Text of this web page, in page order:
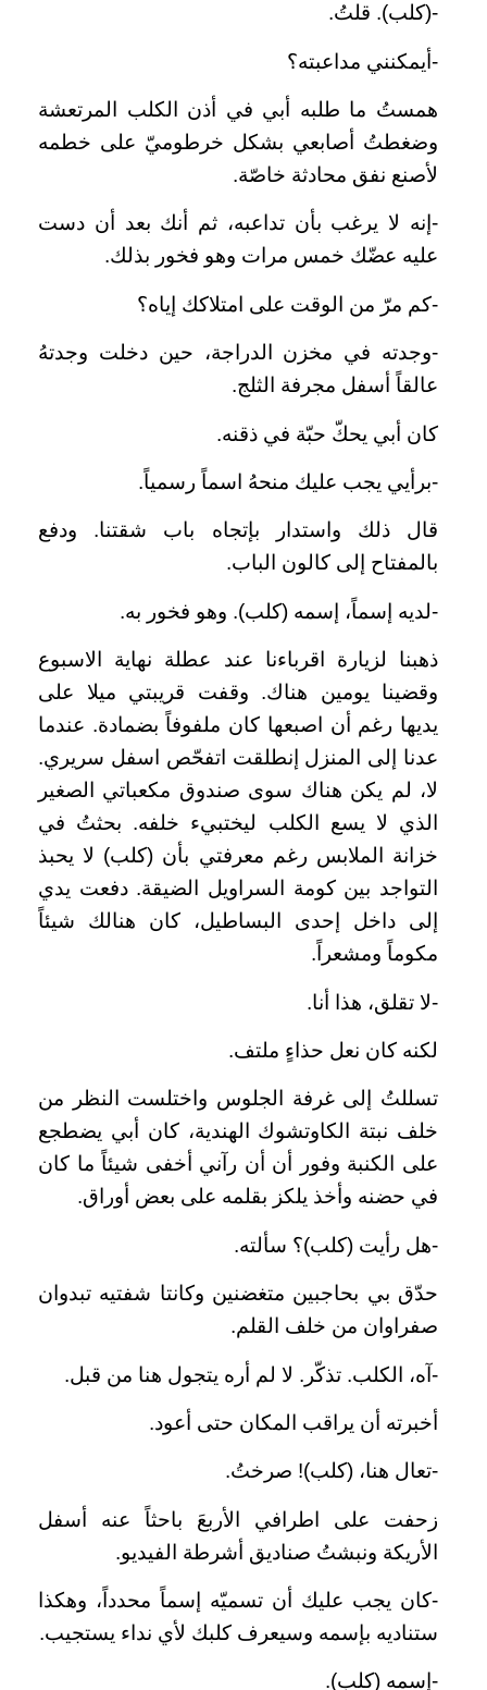
-(كلب). قلتُ.
-أيمكنني مداعبته؟
همستُ ما طلبه أبي في أذن الكلب المرتعشة
وضغطتُ أصابعي بشكل خرطوميّ على خطمه
لأصنع نفق محادثة خاصّة.
-إنه لا يرغب بأن تداعبه، ثم أنك بعد أن دست
عليه عضّك خمس مرات وهو فخور بذلك.
-كم مرّ من الوقت على امتلاكك إياه؟
-وجدته في مخزن الدراجة، حين دخلت وجدتهُ
عالقاً أسفل مجرفة الثلج.
كان أبي يحكّ حبّة في ذقنه.
-برأيي يجب عليك منحهُ اسماً رسمياً.
قال ذلك واستدار بإتجاه باب شقتنا. ودفع
بالمفتاح إلى كالون الباب.
-لديه إسماً، إسمه (كلب). وهو فخور به.
ذهبنا لزيارة اقرباءنا عند عطلة نهاية الاسبوع
وقضينا يومين هناك. وقفت قريبتي ميلا على
يديها رغم أن اصبعها كان ملفوفاً بضمادة. عندما
عدنا إلى المنزل إنطلقت اتفحّص اسفل سريري.
لا، لم يكن هناك سوى صندوق مكعباتي الصغير
الذي لا يسع الكلب ليختبيء خلفه. بحثتُ في
خزانة الملابس رغم معرفتي بأن (كلب) لا يحبذ
التواجد بين كومة السراويل الضيقة. دفعت يدي
إلى داخل إحدى البساطيل، كان هنالك شيئاً
مكوماً ومشعراً.
-لا تقلق، هذا أنا.
لكنه كان نعل حذاءٍ ملتف.
تسللتُ إلى غرفة الجلوس واختلست النظر من
خلف نبتة الكاوتشوك الهندية، كان أبي يضطجع
على الكنبة وفور أن أن رآني أخفى شيئاً ما كان
في حضنه وأخذ يلكز بقلمه على بعض أوراق.
-هل رأيت (كلب)؟ سألته.
حدّق بي بحاجبين متغضنين وكانتا شفتيه تبدوان
صفراوان من خلف القلم.
-آه، الكلب. تذكّر. لا لم أره يتجول هنا من قبل.
أخبرته أن يراقب المكان حتى أعود.
-تعال هنا، (كلب)! صرختُ.
زحفت على اطرافي الأربعَ باحثاً عنه أسفل
الأريكة ونبشتُ صناديق أشرطة الفيديو.
-كان يجب عليك أن تسميّه إسماً محدداً، وهكذا
ستناديه بإسمه وسيعرف كلبك لأي نداء يستجيب.
-إسمه (كلب).